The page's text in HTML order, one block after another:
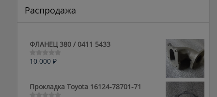
Распродажа
ФЛАНЕЦ 380 / 0411 5433
Оценка
5
10,000 ₽
Прокладка Toyota 16124-78701-71